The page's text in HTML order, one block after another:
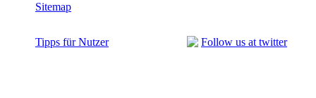
Sitemap
Tipps für Nutzer Follow us at twitter